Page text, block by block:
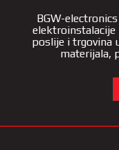
BGW-
poslije i trgovina
materijala,